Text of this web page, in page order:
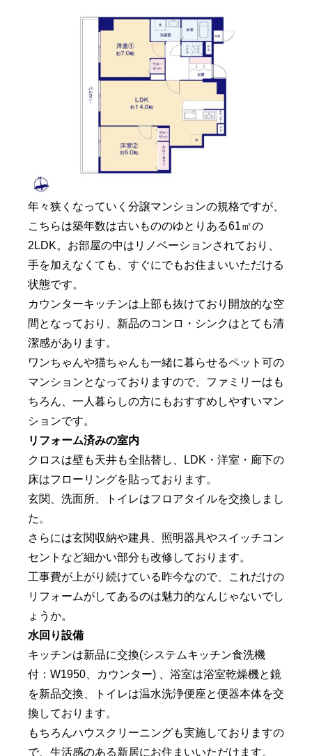
年々狭くなっていく分譲マンションの規格ですが、
こちらは築年数は古いもののゆとりある61㎡の
2LDK。お部屋の中はリノベーションされており、
手を加えなくても、すぐにでもお住まいいただける
状態です。
カウンターキッチンは上部も抜けており開放的な空
間となっており、新品のコンロ・シンクはとても清
潔感があります。
ワンちゃんや猫ちゃんも一緒に暮らせるペット可の
マンションとなっておりますので、ファミリーはも
ちろん、一人暮らしの方にもおすすめしやすいマン
ションです。
リフォーム済みの室内
クロスは壁も天井も全貼替し、LDK・洋室・廊下の
床はフローリングを貼っております。
玄関、洗面所、トイレはフロアタイルを交換しまし
た。
さらには玄関収納や建具、照明器具やスイッチコン
セントなど細かい部分も改修しております。
工事費が上がり続けている昨今なので、これだけの
リフォームがしてあるのは魅力的なんじゃないでし
ょうか。
水回り設備
キッチンは新品に交換(システムキッチン食洗機
付：W1950、カウンター) 、浴室は浴室乾燥機と鏡
を新品交換、トイレは温水洗浄便座と便器本体を交
換しております。
もちろんハウスクリーニングも実施しておりますの
で、生活感のある新居にお住まいいただけます。